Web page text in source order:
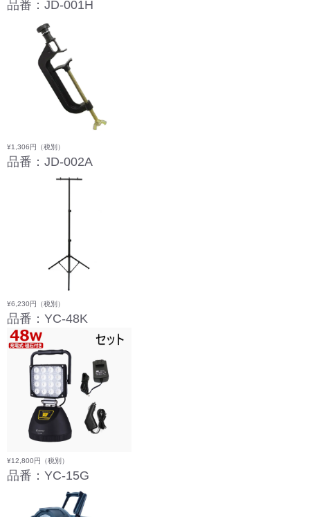
品番：JD-001H
¥1,306円 （税別）
品番：JD-002A
¥6,230円 （税別）
品番：YC-48K
¥12,800円 （税別）
品番：YC-15G